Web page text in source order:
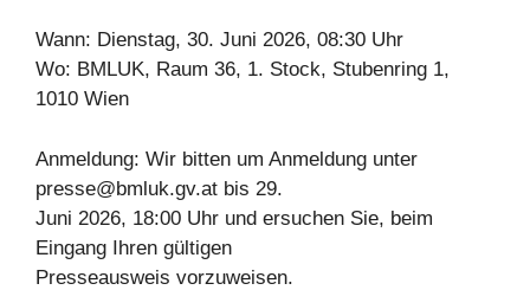
Wann: Dienstag, 30. Juni 2026, 08:30 Uhr
Wo: BMLUK, Raum 36, 1. Stock, Stubenring 1,
1010 Wien
Anmeldung: Wir bitten um Anmeldung unter
presse@bmluk.gv.at bis 29.
Juni 2026, 18:00 Uhr und ersuchen Sie, beim
Eingang Ihren gültigen
Presseausweis vorzuweisen.